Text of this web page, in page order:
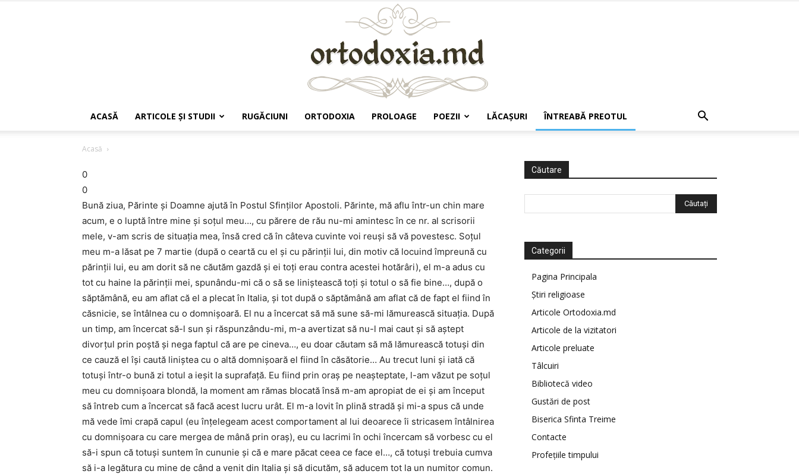
ACASĂ ARTICOLE ŞI STUDII RUGĂCIUNI ORTODOXIA PROLOAGE POEZII LĂCAŞURI ÎNTREABĂ PREOTUL
Acasă
0
0
Bună ziua, Părinte şi Doamne ajută în Postul Sfinţilor Apostoli. Părinte, mă aflu într-un chin mare
acum, e o luptă între mine şi soţul meu…, cu părere de rău nu-mi amintesc în ce nr. al scrisorii
mele, v-am scris de situaţia mea, însă cred că în câteva cuvinte voi reuşi să vă povestesc. Soţul
meu m-a lăsat pe 7 martie (după o ceartă cu el şi cu părinţii lui, din motiv că locuind împreună cu
părinţii lui, eu am dorit să ne căutăm gazdă şi ei toţi erau contra acestei hotărâri), el m-a adus cu
tot cu haine la părinţii mei, spunându-mi că o să se liniştească toţi şi totul o să fie bine…, după o
săptămână, eu am aflat că el a plecat în Italia, şi tot după o săptămână am aflat că de fapt el fiind în
căsnicie, se întâlnea cu o domnişoară. El nu a încercat să mă sune să-mi lămurească situaţia. După
un timp, am încercat să-l sun şi răspunzându-mi, m-a avertizat să nu-l mai caut şi să aştept
divorţul prin poştă şi nega faptul că are pe cineva…, eu doar căutam să mă lămurească totuşi din
ce cauză el îşi caută liniştea cu o altă domnişoară el fiind în căsătorie… Au trecut luni şi iată că
totuşi într-o bună zi totul a ieşit la suprafaţă. Eu fiind prin oraş pe neaşteptate, l-am văzut pe soţul
meu cu domnişoara blondă, la moment am rămas blocată însă m-am apropiat de ei şi am început
să întreb cum a încercat să facă acest lucru urât. El m-a lovit în plină stradă şi mi-a spus că unde
mă vede îmi crapă capul (eu înţelegeam acest comportament al lui deoarece îi stricasem întâlnirea
cu domnişoara cu care mergea de mână prin oraş), eu cu lacrimi în ochi încercam să vorbesc cu el
să-i spun că totuşi suntem în cununie şi că e mare păcat ceea ce face el…, că totuşi trebuia cumva
să i-a legătura cu mine de când a venit din Italia şi să dicutăm, să aducem tot la un numitor comun.
Căutare
Categorii
Pagina Principala
Știri religioase
Articole Ortodoxia.md
Articole de la vizitatori
Articole preluate
Tâlcuiri
Bibliotecă video
Gustări de post
Biserica Sfinta Treime
Contacte
Profețiile timpului